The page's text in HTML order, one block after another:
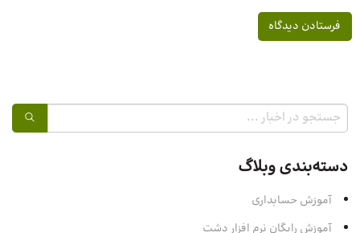
دسته‌بندی وبلاگ
آموزش حسابداری
آموزش رایگان نرم افزار دشت